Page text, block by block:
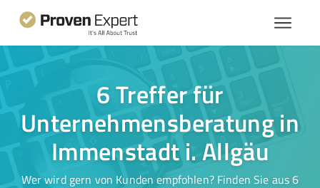
6 Treffer für
Unternehmensberatung in
Immenstadt i. Allgäu
Wer wird gern von Kunden empfohlen? Finden Sie aus 6